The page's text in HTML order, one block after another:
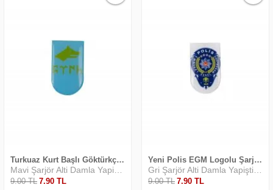
Turkuaz Kurt Başlı Göktürkçe Yapıştırma
Mavi Şarjör Alti Damla Yapiştirma
9.00TL 7.90 TL
Yeni Polis EGM Logolu Şarjör Yapıştırma
Gri Şarjör Alti Damla Yapiştirma
9.00TL 7.90 TL